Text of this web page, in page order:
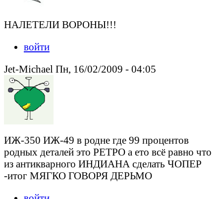
НАЛЕТЕЛИ ВОРОНЫ!!!
войти
Jet-Michael Пн, 16/02/2009 - 04:05
ИЖ-350 ИЖ-49 в родне где 99 процентов
родных деталей это РЕТРО а ето всё равно что
из антикварного ИНДИАНА сделать ЧОПЕР
-итог МЯГКО ГОВОРЯ ДЕРЬМО